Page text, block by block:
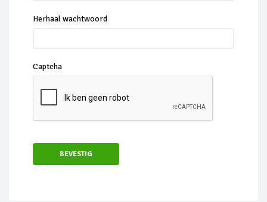
Herhaal wachtwoord
Captcha
BEVESTIG